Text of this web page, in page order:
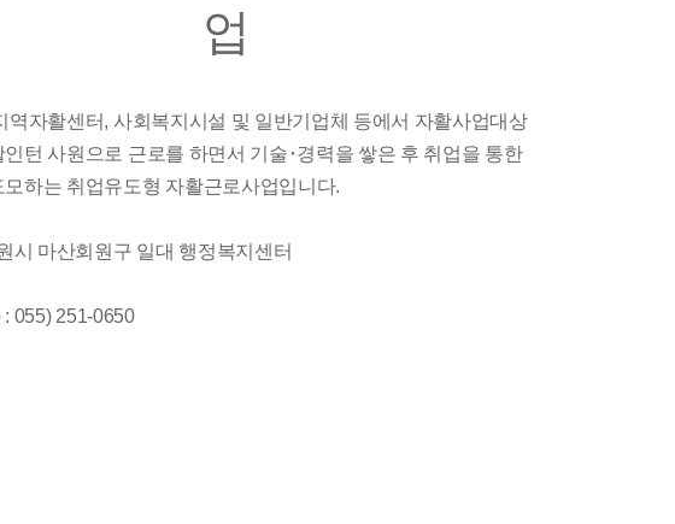
업
역자활센터, 사회복지시설 및 일반기업체 등에서 자활사업대상
인턴 사원으로 근로를 하면서 기술･경력을 쌓은 후 취업을 통한
모하는 취업유도형 자활근로사업입니다.
시 마산회원구 일대 행정복지센터
: 055) 251-0650